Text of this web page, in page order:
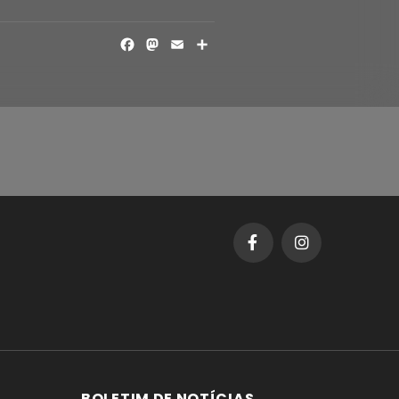
FACEBOOK
MASTODON
EMAIL